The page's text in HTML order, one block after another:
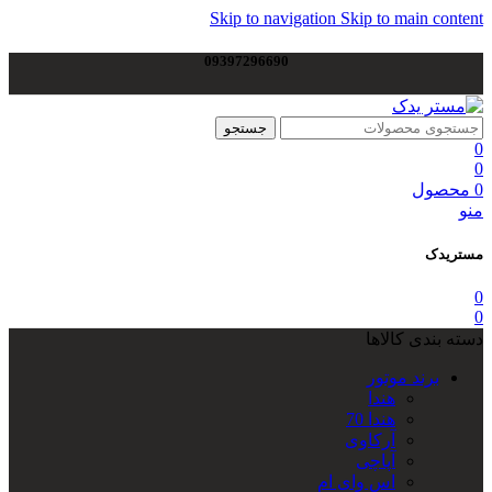
Skip to navigation Skip to main content
09397296690
جستجو
0
0
0 محصول
منو
مستریدک
0
0
دسته بندی کالاها
برند موتور
هندا
هندا 70
آرکاوی
آپاچی
اس وای ام